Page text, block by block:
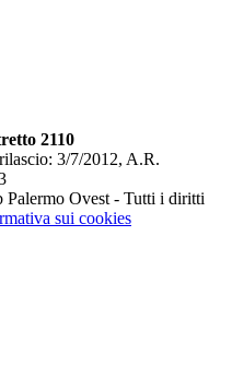
2110
3/7/2012, A.R.
Palermo Ovest - Tutti i diritti
sui cookies